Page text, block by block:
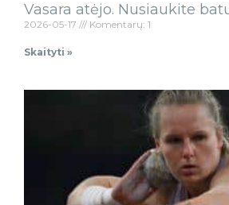
Vasara atėjo. Nusiaukite
2026-05-17 Komentarų: 1
Skaityti »